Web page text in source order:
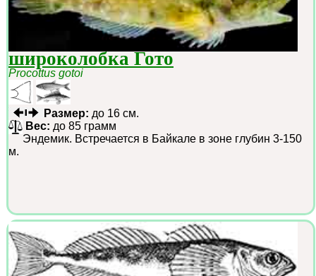
широколобка Гото
Procottus gotoi
Размер: до 16 см.
Вес: до 85 грамм
Эндемик. Встречается в Байкале в зоне глубин 3-150
м.